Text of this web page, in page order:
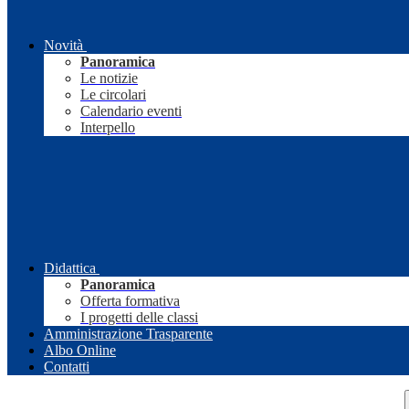
Novità
Panoramica
Le notizie
Le circolari
Calendario eventi
Interpello
Didattica
Panoramica
Offerta formativa
I progetti delle classi
Amministrazione Trasparente
Albo Online
Contatti